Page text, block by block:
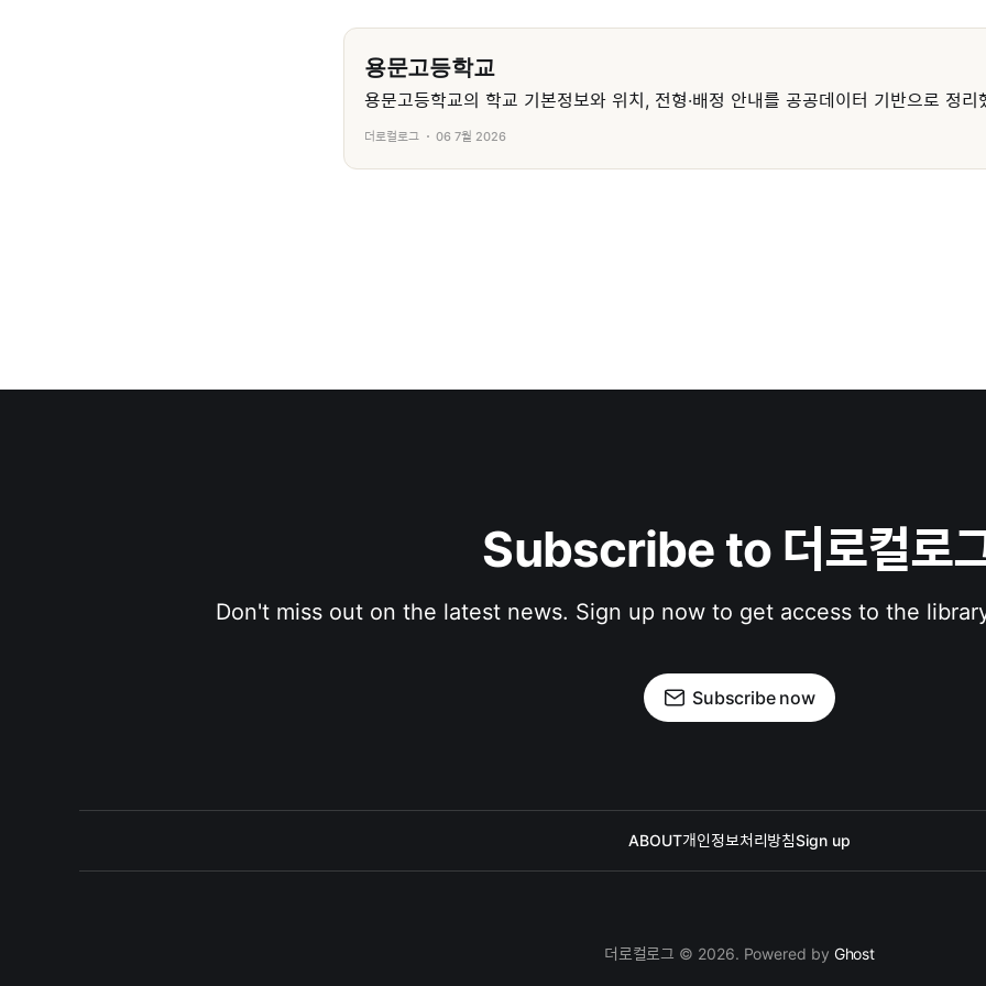
용문고등학교
용문고등학교의 학교 기본정보와 위치, 전형·배정 안내를 공공데이터 기반으로 정리
더로컬로그 06 7월 2026
Subscribe to 더로컬로
Don't miss out on the latest news. Sign up now to get access to the
Subscribe now
ABOUT개인정보처리방침Sign up
더로컬로그 © 2026. Powered by Ghost